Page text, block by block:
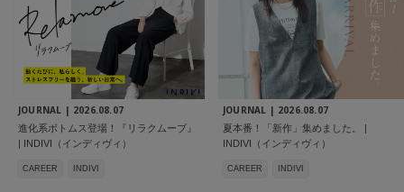
JOURNAL | 2026.08.07
進化系ボトムス登場！『リラクムーブ』
| INDIVI（インディヴィ）
CAREER INDIVI
JOURNAL | 2026.08.07
夏本番！「新作」集めました。 |
INDIVI（インディヴィ）
CAREER INDIVI